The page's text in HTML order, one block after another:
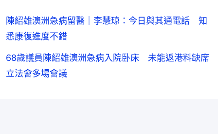
陳紹雄澳洲急病留醫｜李慧琼：今日與其通電話 知
悉康復進度不錯
68歲議員陳紹雄澳洲急病入院卧床 未能返港料缺席
立法會多場會議